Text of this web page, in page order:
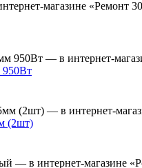
(2шт)